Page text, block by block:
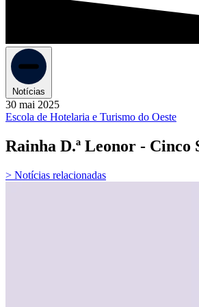
Notícias
30 mai 2025
Escola de Hotelaria e Turismo do Oeste
Rainha D.ª Leonor - Cinco
> Notícias relacionadas